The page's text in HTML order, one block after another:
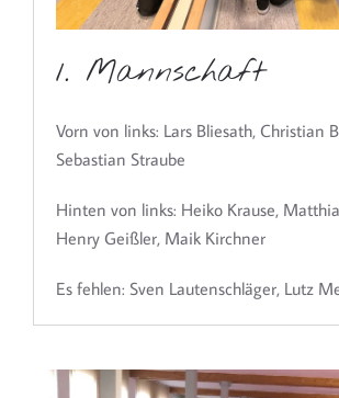
1. Mannschaft
Vorn von links: Lars Bliesath, Christian
Sebastian Straube
Hinten von links: Heiko Krause,
Henry Geißler, Maik Kirchner
Es fehlen: Sven Lautenschläger, Lutz